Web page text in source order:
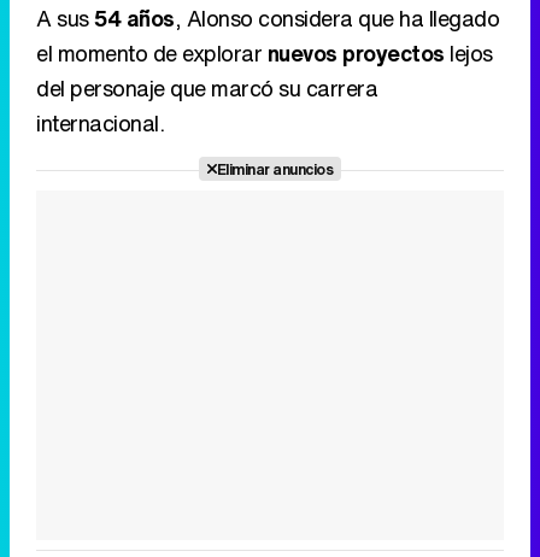
A sus54 años, Alonso considera que ha llegado
el momento de explorar nuevos proyectos lejos
del personaje que marcó su carrera
internacional.
Eliminar anuncios